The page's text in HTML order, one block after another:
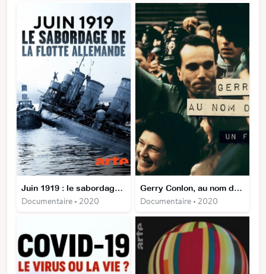
Juin 1919 : le sabordage de la flotte allemande
Documentaire • 2020
Gerry Conlon, au nom de la vérité
Documentaire • 2020